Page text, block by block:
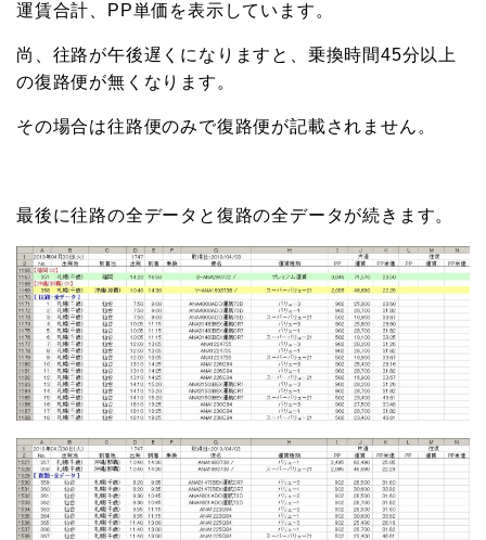
運賃合計、PP単価を表示しています。
尚、往路が午後遅くになりますと、乗換時間45分以上
の復路便が無くなります。
その場合は往路便のみで復路便が記載されません。
最後に往路の全データと復路の全データが続きます。